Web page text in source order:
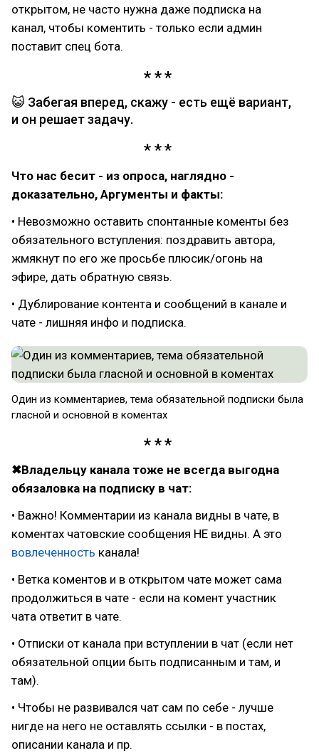
открытом, не часто нужна даже подписка на
канал, чтобы коментить - только если админ
поставит спец бота.
😺 Забегая вперед, скажу - есть ещё вариант,
и он решает задачу.
Что нас бесит - из опроса, наглядно -
доказательно, Аргументы и факты:
• Невозможно оставить спонтанные коменты без
обязательного вступления: поздравить автора,
жмякнут по его же просьбе плюсик/огонь на
эфире, дать обратную связь.
• Дублирование контента и сообщений в канале и
чате - лишняя инфо и подписка.
Один из комментариев, тема обязательной подписки была
гласной и основной в коментах
✖Владельцу канала тоже не всегда выгодна
обязаловка на подписку в чат:
• Важно! Комментарии из канала видны в чате, в
коментах чатовские сообщения НЕ видны. А это
вовлеченность канала!
• Ветка коментов и в открытом чате может сама
продолжиться в чате - если на комент участник
чата ответит в чате.
• Отписки от канала при вступлении в чат (если нет
обязательной опции быть подписанным и там, и
там).
• Чтобы не развивался чат сам по себе - лучше
нигде на него не оставлять ссылки - в постах,
описании канала и пр.